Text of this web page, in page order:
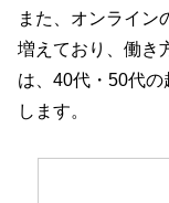
また、オンライン
増えており、働き
は、40代・50代
します。